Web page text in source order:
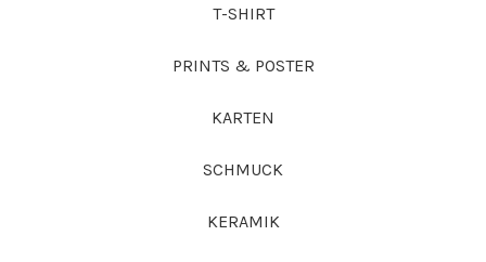
T-SHIRT
PRINTS & POSTER
KARTEN
SCHMUCK
KERAMIK